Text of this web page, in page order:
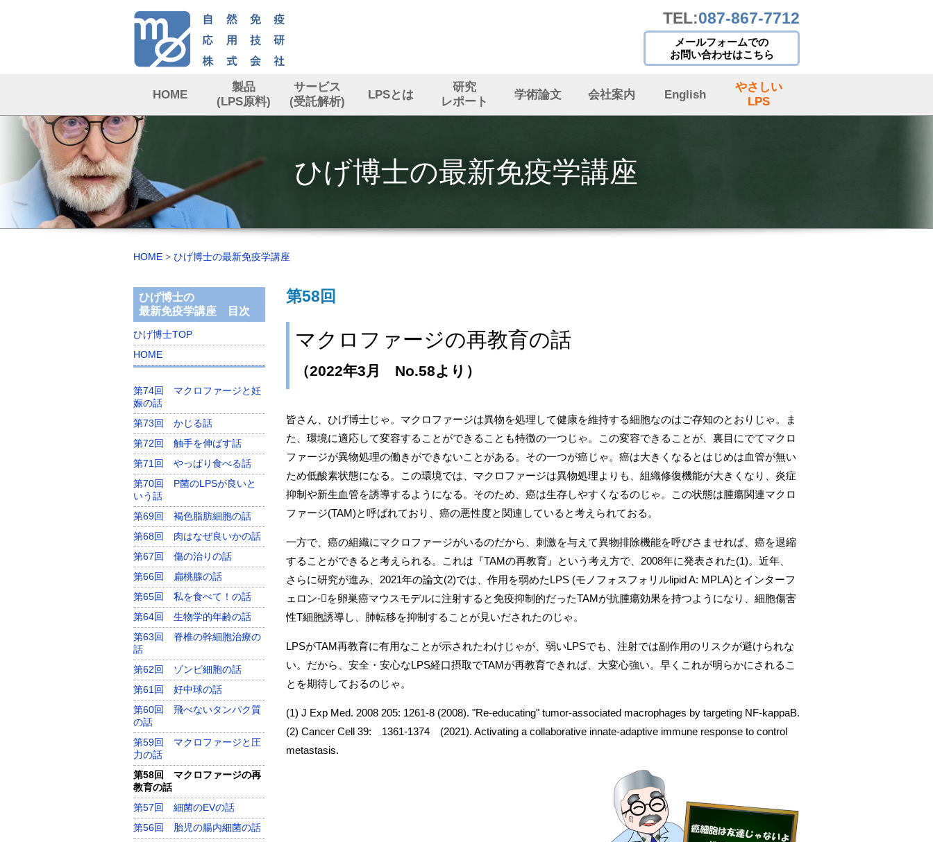
TEL:087-867-7712
メールフォームでの
お問い合わせはこちら
HOME
製品
(LPS原料)
サービス
(受託解析)
LPSとは
研究
レポート
学術論文 会社案内 English
やさしい
LPS
ひげ博士の最新免疫学講座
HOME > ひげ博士の最新免疫学講座
第58回
マクロファージの再教育の話
（2022年3月 No.58より）
皆さん、ひげ博士じゃ。マクロファージは異物を処理して健康を維持する細胞なのはご存知のとおりじゃ。ま
た、環境に適応して変容することができることも特徴の一つじゃ。この変容できることが、裏目にでてマクロ
ファージが異物処理の働きができないことがある。その一つが癌じゃ。癌は大きくなるとはじめは血管が無い
ため低酸素状態になる。この環境では、マクロファージは異物処理よりも、組織修復機能が大きくなり、炎症
抑制や新生血管を誘導するようになる。そのため、癌は生存しやすくなるのじゃ。この状態は腫瘍関連マクロ
ファージ(TAM)と呼ばれており、癌の悪性度と関連していると考えられておる。
一方で、癌の組織にマクロファージがいるのだから、刺激を与えて異物排除機能を呼びさませれば、癌を退縮
することができると考えられる。これは『TAMの再教育』という考え方で、2008年に発表された(1)。近年、
さらに研究が進み、2021年の論文(2)では、作用を弱めたLPS (モノフォスフォリルlipid A: MPLA)とインターフ
ェロン-を卵巣癌マウスモデルに注射すると免疫抑制的だったTAMが抗腫瘍効果を持つようになり、細胞傷害
性T細胞誘導し、肺転移を抑制することが見いだされたのじゃ。
LPSがTAM再教育に有用なことが示されたわけじゃが、弱いLPSでも、注射では副作用のリスクが避けられな
い。だから、安全・安心なLPS経口摂取でTAMが再教育できれば、大変心強い。早くこれが明らかにされるこ
とを期待しておるのじゃ。
(1) J Exp Med. 2008 205: 1261-8 (2008). "Re-educating" tumor-associated macrophages by targeting NF-kappaB.
(2) Cancer Cell 39: 1361-1374 (2021). Activating a collaborative innate-adaptive immune response to control
metastasis.
ひげ博士の
最新免疫学講座 目次
ひげ博士TOP
HOME
第74回 マクロファージと妊
娠の話
第73回 かじる話
第72回 触手を伸ばす話
第71回 やっぱり食べる話
第70回 P菌のLPSが良いと
いう話
第69回 褐色脂肪細胞の話
第68回 肉はなぜ良いかの話
第67回 傷の治りの話
第66回 扁桃腺の話
第65回 私を食べて！の話
第64回 生物学的年齢の話
第63回 脊椎の幹細胞治療の
話
第62回 ゾンビ細胞の話
第61回 好中球の話
第60回 飛べないタンパク質
の話
第59回 マクロファージと圧
力の話
第58回 マクロファージの再
教育の話
第57回 細菌のEVの話
第56回 胎児の腸内細菌の話